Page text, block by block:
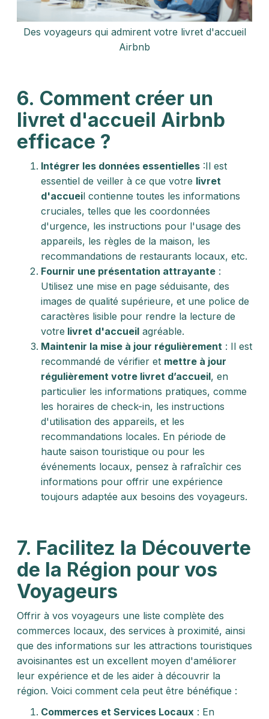
Des voyageurs qui admirent votre livret d'accueil
Airbnb
6. Comment créer un
livret d'accueil Airbnb
efficace ?
Intégrer les données essentielles :Il est
essentiel de veiller à ce que votre livret
d'accueil contienne toutes les informations
cruciales, telles que les coordonnées
d'urgence, les instructions pour l'usage des
appareils, les règles de la maison, les
recommandations de restaurants locaux, etc.
Fournir une présentation attrayante :
Utilisez une mise en page séduisante, des
images de qualité supérieure, et une police de
caractères lisible pour rendre la lecture de
votre livret d'accueil agréable.
Maintenir la mise à jour régulièrement : Il est
recommandé de vérifier et mettre à jour
régulièrement votre livret d’accueil, en
particulier les informations pratiques, comme
les horaires de check-in, les instructions
d'utilisation des appareils, et les
recommandations locales. En période de
haute saison touristique ou pour les
événements locaux, pensez à rafraîchir ces
informations pour offrir une expérience
toujours adaptée aux besoins des voyageurs.
7. Facilitez la Découverte
de la Région pour vos
Voyageurs
Offrir à vos voyageurs une liste complète des
commerces locaux, des services à proximité, ainsi
que des informations sur les attractions touristiques
avoisinantes est un excellent moyen d'améliorer
leur expérience et de les aider à découvrir la
région. Voici comment cela peut être bénéfique :
Commerces et Services Locaux : En